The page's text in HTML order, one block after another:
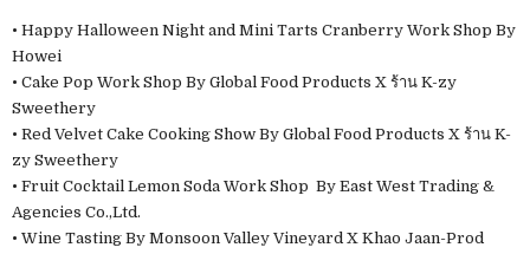
• Happy Halloween Night and Mini Tarts Cranberry Work Shop By
Howei
• Cake Pop Work Shop By Global Food Products X ร้าน K-zy
Sweethery
• Red Velvet Cake Cooking Show By Global Food Products X ร้าน K-
zy Sweethery
• Fruit Cocktail Lemon Soda Work Shop By East West Trading &
Agencies Co.,Ltd.
• Wine Tasting By Monsoon Valley Vineyard X Khao Jaan-Prod